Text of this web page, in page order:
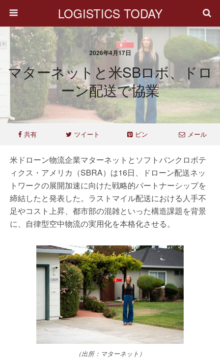
LOGISTICS TODAY
2026年4月17日
マターネットと米SBロボ、ドロ
ーン配送で協業
共有 ツイート ピン メール
米ドローン物流企業マターネットとソフトバンクロボテ
ィクス・アメリカ（SBRA）は16日、ドローン配送ネッ
トワークの展開加速に向けた戦略的パートナーシップを
締結したと発表した。ラストマイル配送における人手不
足やコスト上昇、都市部の混雑といった構造課題を背景
に、自律型空中物流の実用化を本格化させる。
（出所：マターネット）